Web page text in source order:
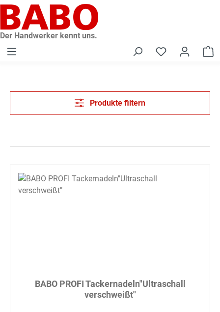
springen
Der Handwerker kennt uns.
Produkte filtern
BABO PROFI Tackernadeln"Ultraschall
verschweißt"